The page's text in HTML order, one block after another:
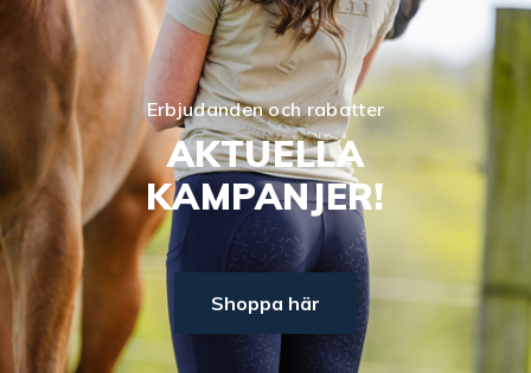
Erbjudanden och rabatter
AKTUELLA
KAMPANJER!
Shoppa här